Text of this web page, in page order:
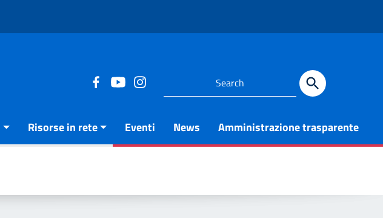
Risorse in rete Eventi News Amministrazione trasparente